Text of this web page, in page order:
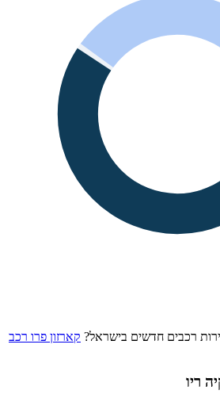
רכבים חדשים בישראל? קארזון פרו רכב
ריו